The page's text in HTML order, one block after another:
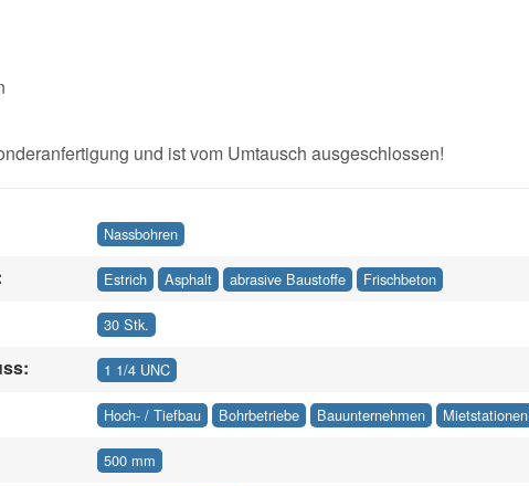
und ist vom Umtausch ausgeschlossen!
Nassbohren
Estrich Asphalt abrasive Baustoffe Frischbeton
30 Stk.
1 1/4 UNC
Hoch- / Tiefbau Bohrbetriebe Bauunternehmen Mietstationen
500 mm